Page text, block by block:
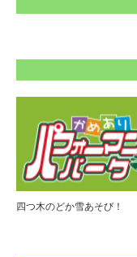
四つ木のどか雪あそび！